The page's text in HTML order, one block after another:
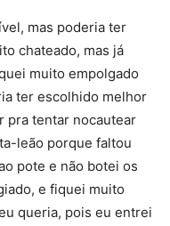
mas poderia ter
chateado, mas já
muito empolgado
ter escolhido melhor
pra tentar nocautear
leão porque faltou
pote e não botei os
e fiquei muito
queria, pois eu entrei